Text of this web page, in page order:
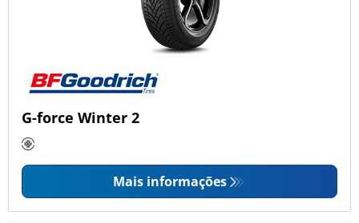
G-force Winter 2
Mais informações